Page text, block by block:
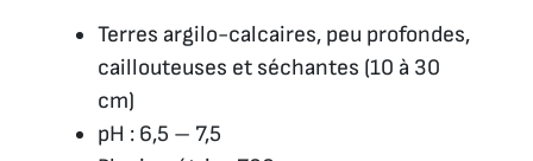
Terres argilo-calcaires, peu profondes,
caillouteuses et séchantes (10 à 30
cm)
pH : 6,5 – 7,5